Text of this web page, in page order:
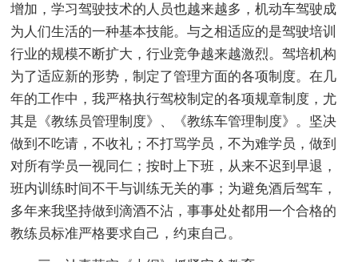
增加，学习驾驶技术的人员也越来越多，机动车驾驶成
为人们生活的一种基本技能。与之相适应的是驾驶培训
行业的规模不断扩大，行业竞争越来越激烈。驾培机构
为了适应新的形势，制定了管理方面的各项制度。在几
年的工作中，我严格执行驾校制定的各项规章制度，尤
其是《教练员管理制度》、《教练车管理制度》。坚决
做到不吃请，不收礼；不打骂学员，不为难学员，做到
对所有学员一视同仁；按时上下班，从来不迟到早退，
班内训练时间不干与训练无关的事；为避免酒后驾车，
多年来我坚持做到滴酒不沾，事事处处都用一个合格的
教练员标准严格要求自己，约束自己。